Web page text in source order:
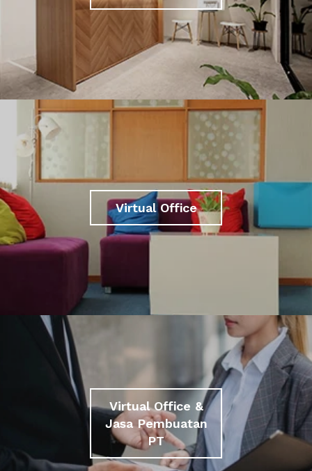
Virtual Office
Virtual Office &
Jasa Pembuatan
PT